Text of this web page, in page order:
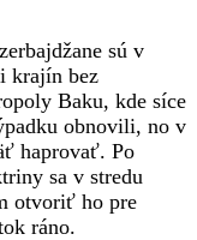
bez
elektriny,
metro
obnovia
vo
štvrtok
ráno
sú v
krajín bez
Baku, kde síce
obnovili, no v
haprovať. Po
sa v stredu
otvoriť ho pre
ráno.